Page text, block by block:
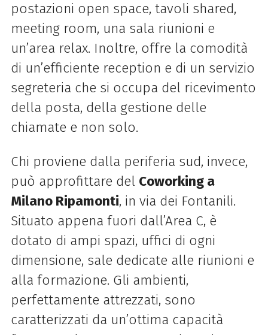
postazioni open space, tavoli shared,
meeting room, una sala riunioni e
un’area relax. Inoltre, offre la comodità
di un’efficiente reception e di un servizio
segreteria che si occupa del ricevimento
della posta, della gestione delle
chiamate e non solo.
Chi proviene dalla periferia sud, invece,
può approfittare del Coworking a
Milano Ripamonti, in via dei Fontanili.
Situato appena fuori dall’Area C, è
dotato di ampi spazi, uffici di ogni
dimensione, sale dedicate alle riunioni e
alla formazione. Gli ambienti,
perfettamente attrezzati, sono
caratterizzati da un’ottima capacità